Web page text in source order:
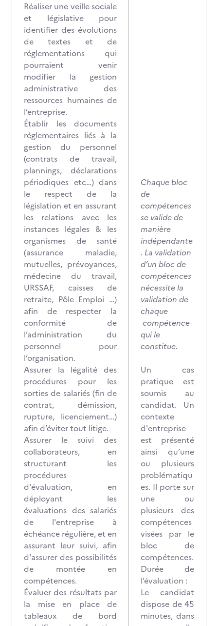
Réaliser une veille sociale
et législative pour
identifier des évolutions
de textes et de
réglementations qui
pourraient venir
modifier la gestion
administrative des
ressources humaines de
l’entreprise.
Établir les documents
réglementaires liés à la
gestion du personnel
(contrats de travail,
plannings, déclarations
périodiques etc…) dans
le respect de la
législation et en assurant
les relations avec les
instances légales & les
organismes de santé
(assurance maladie,
mutuelles, prévoyances,
médecine du travail,
URSSAF, caisses de
retraite, Pôle Emploi …)
afin de respecter la
conformité de
l’administration du
personnel pour
l’organisation.
Assurer la légalité des
procédures pour les
sorties de salariés (fin de
contrat, démission,
rupture, licenciement…)
afin d’éviter tout litige.
Assurer le suivi des
collaborateurs, en
structurant les
procédures
d'évaluation, en
déployant les
évaluations des salariés
de l'entreprise à
échéance régulière, et en
assurant leur suivi, afin
d'assurer des possibilités
de montée en
compétences.
Évaluer des résultats par
la mise en place de
tableaux de bord
Chaque bloc
de
compétences
se valide de
manière
indépendante
. La validation
d’un bloc de
compétences
nécessite la
validation de
chaque
compétence
qui le
constitue.
Un cas
pratique est
soumis au
candidat. Un
contexte
d'entreprise
est présenté
ainsi qu’une
ou plusieurs
problématiqu
es. Il porte sur
une ou
plusieurs des
compétences
visées par le
bloc de
compétences.
Durée de
l’évaluation :
Le candidat
dispose de 45
minutes, dans